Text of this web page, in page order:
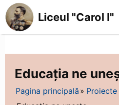
Liceul "Carol I"
Educația ne
Pagina principală